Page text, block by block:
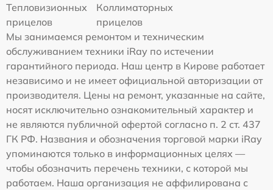
Тепловизионных
прицелов
Коллиматорных
прицелов
Мы занимаемся ремонтом и техническим
обслуживанием техники iRay по истечении
гарантийного периода. Наш центр в Кирове работает
независимо и не имеет официальной авторизации от
производителя. Цены на ремонт, указанные на сайте,
носят исключительно ознакомительный характер и
не являются публичной офертой согласно п. 2 ст. 437
ГК РФ. Названия и обозначения торговой марки iRay
упоминаются только в информационных целях —
чтобы обозначить перечень техники, с которой мы
работаем. Наша организация не аффилирована с